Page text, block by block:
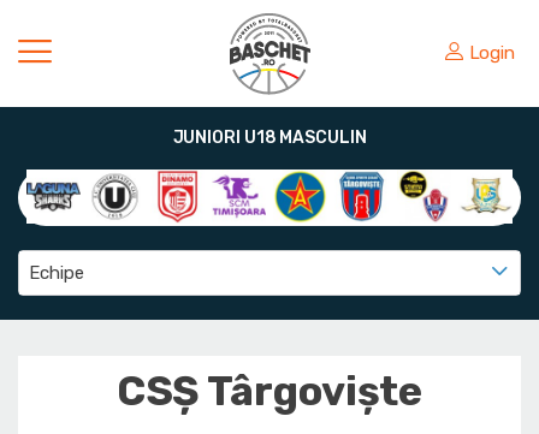
Login
JUNIORI U18 MASCULIN
Echipe
CSȘ Târgoviște